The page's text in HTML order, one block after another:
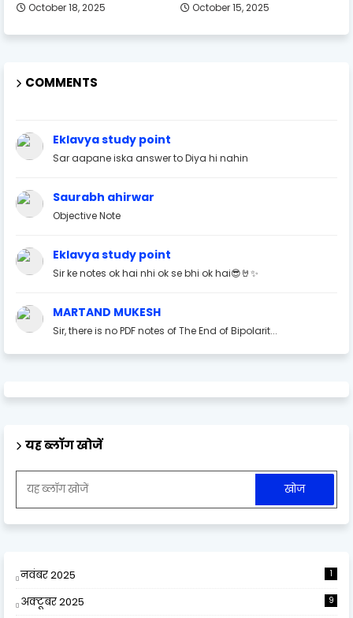
October 18, 2025 October 15, 2025
COMMENTS
Eklavya study point
Sar aapane iska answer to Diya hi nahin
Saurabh ahirwar
Objective Note
Eklavya study point
Sir ke notes ok hai nhi ok se bhi ok hai😎🤘✨
MARTAND MUKESH
Sir, there is no PDF notes of The End of Bipolarit...
यह ब्लॉग खोजें
नवंबर 2025 1
अक्टूबर 2025 9